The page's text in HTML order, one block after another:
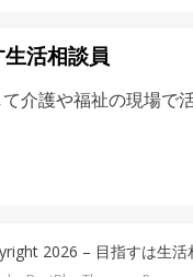
活相談員
介護や福祉の現場で
2026 – 目指すは生活